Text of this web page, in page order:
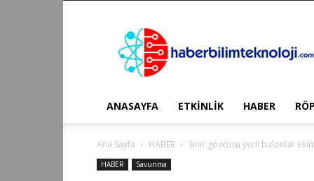
Haber
Bilim
Teknoloji
ANASAYFA ETKİNLİK HABER
Ana Sayfa HABER Sınır gözcüsü yerli balonlar
HABER Savunma